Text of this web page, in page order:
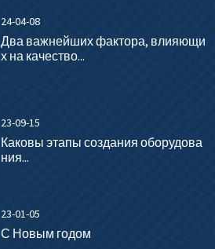
24-04-08
Два важнейших фактора, влияющи
х на качество...
23-09-15
Каковы этапы создания оборудова
ния...
23-01-05
С Новым годом